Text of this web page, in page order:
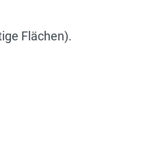
Flächen).